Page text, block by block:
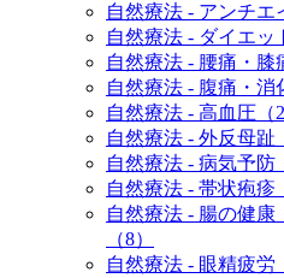
自然療法 - アンチエ
自然療法 - ダイエッ
自然療法 - 腰痛・膝
自然療法 - 腹痛・消
自然療法 - 高血圧（2
自然療法 - 外反母趾
自然療法 - 病気予防
自然療法 - 帯状疱疹
自然療法 - 腸の健
（8）
自然療法 - 眼精疲労